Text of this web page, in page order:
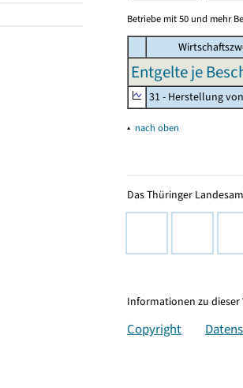
Betriebe mit 50 und mehr
Entgelte je
31 - Herstellung
▴ nach oben
Das Thüringer
Informationen zu dieser
Copyright